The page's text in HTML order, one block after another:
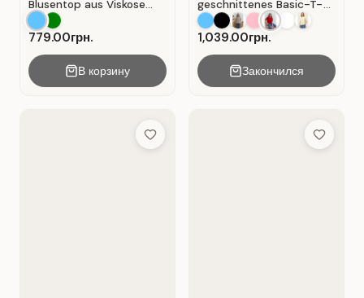
Blusentop aus Viskose
mit V-Ausschnitt . Blau .
779.00грн.
В корзину
geschnittenes Basic-T-
Shirt aus Baumwolle . Rot
.1,039.00грн.
Закончился
Add to Wish List Add to